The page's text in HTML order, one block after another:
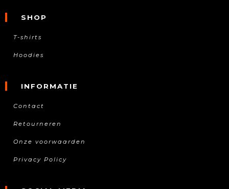
SHOP
T-shirts
Hoodies
INFORMATIE
Contact
Retourneren
Onze voorwaarden
Privacy Policy